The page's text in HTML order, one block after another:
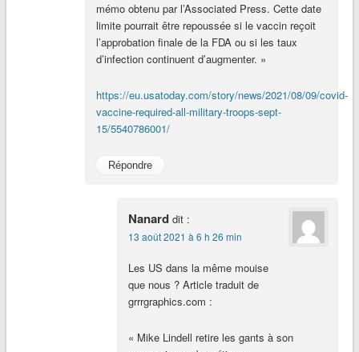
mémo obtenu par l’Associated Press. Cette date
limite pourrait être repoussée si le vaccin reçoit
l’approbation finale de la FDA ou si les taux
d’infection continuent d’augmenter. »
https://eu.usatoday.com/story/news/2021/08/09/covid-
vaccine-required-all-military-troops-sept-
15/5540786001/
Répondre
Nanard dit :
13 août 2021 à 6 h 26 min
Les US dans la même mouise
que nous ? Article traduit de
grrrgraphics.com :
« Mike Lindell retire les gants à son